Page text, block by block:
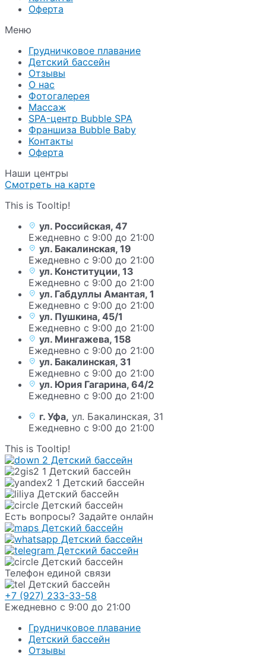
Оферта
Меню
Грудничковое плавание
Детский бассейн
Отзывы
О нас
Фотогалерея
Массаж
SPA-центр Bubble SPA
Франшиза Bubble Baby
Контакты
Оферта
Наши центры
Смотреть на карте
This is Tooltip!
ул. Российская, 47
Ежедневно с 9:00 до 21:00
ул. Бакалинская, 19
Ежедневно с 9:00 до 21:00
ул. Конституции, 13
Ежедневно с 9:00 до 21:00
ул. Габдуллы Амантая, 1
Ежедневно с 9:00 до 21:00
ул. Пушкина, 45/1
Ежедневно с 9:00 до 21:00
ул. Мингажева, 158
Ежедневно с 9:00 до 21:00
ул. Бакалинская, 31
Ежедневно с 9:00 до 21:00
ул. Юрия Гагарина, 64/2
Ежедневно с 9:00 до 21:00
г. Уфа, ул. Бакалинская, 31
Ежедневно с 9:00 до 21:00
This is Tooltip!
Есть вопросы? Задайте онлайн
Телефон единой связи
+7 (927) 233-33-58
Ежедневно с 9:00 до 21:00
Грудничковое плавание
Детский бассейн
Отзывы